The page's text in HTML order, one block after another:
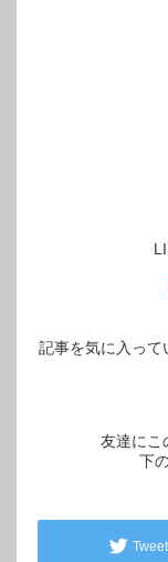
記事を気に入って
友達にこ
下
Tweet